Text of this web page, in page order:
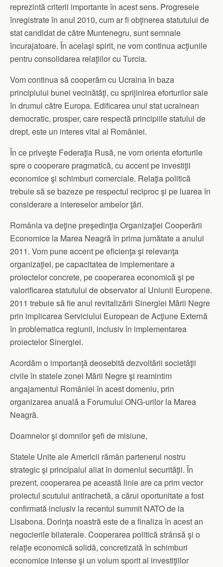
reprezintă criterii importante în acest sens. Progresele
înregistrate în anul 2010, cum ar fi obţinerea statutului de
stat candidat de către Muntenegru, sunt semnale
încurajatoare. În acelaşi spirit, ne vom continua acţiunile
pentru consolidarea relaţiilor cu Turcia.
Vom continua să cooperăm cu Ucraina în baza
principiului bunei vecinătăţi, cu sprijinirea eforturilor sale
în drumul către Europa. Edificarea unui stat ucrainean
democratic, prosper, care respectă principiile statului de
drept, este un interes vital al României.
În ce priveşte Federaţia Rusă, ne vom orienta eforturile
spre o cooperare pragmatică, cu accent pe investiţii
economice şi schimburi comerciale. Relaţia politică
trebuie să se bazeze pe respectul reciproc şi pe luarea în
considerare a intereselor ambelor ţări.
România va deţine preşedinţia Organizaţiei Cooperării
Economice la Marea Neagră în prima jumătate a anului
2011. Vom pune accent pe eficienţa şi relevanţa
organizaţiei, pe capacitatea de implementare a
proiectelor concrete, pe cooperarea economică şi pe
valorificarea statutului de observator al Uniunii Europene.
2011 trebuie să fie anul revitalizării Sinergiei Mării Negre
prin implicarea Serviciului European de Acţiune Externă
în problematica regiunii, inclusiv în implementarea
proiectelor Sinergiei.
Acordăm o importanţă deosebită dezvoltării societăţii
civile în statele zonei Mării Negre şi reamintim
angajamentul României în acest domeniu, prin
organizarea anuală a Forumului ONG-urilor la Marea
Neagră.
Doamnelor şi domnilor şefi de misiune,
Statele Unite ale Americii rămân partenerul nostru
strategic şi principalul aliat în domeniul securităţii. În
prezent, cooperarea pe această linie are ca prim vector
proiectul scutului antirachetă, a cărui oportunitate a fost
confirmată inclusiv la recentul summit NATO de la
Lisabona. Dorinţa noastră este de a finaliza în acest an
negocierile bilaterale. Cooperarea politică strânsă şi o
relaţie economică solidă, concretizată în schimburi
economice intense şi un volum sporit al investiţiilor